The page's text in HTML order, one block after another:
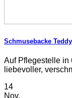
Schmusebacke
Auf Pflegestelle in
liebevoller,
14
Nov.